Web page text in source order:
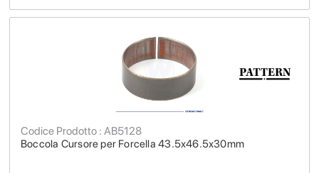
Boccola Cursore per Forcella 43.5x46.5x30mm
Codice Prodotto : AB5128